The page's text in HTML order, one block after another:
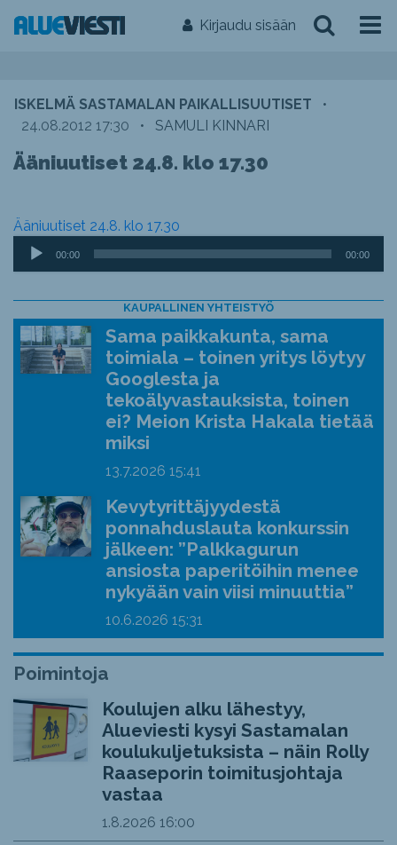
Kirjaudu sisään
ISKELMÄ SASTAMALAN PAIKALLISUUTISET
•
24.08.2012 17:30
• SAMULI KINNARI
Ääniuutiset 24.8. klo 17.30
Ääniuutiset 24.8. klo 17.30
Äänitoistin
00:00 00:00
KAUPALLINEN YHTEISTYÖ
Sama paikkakunta, sama
toimiala – toinen yritys löytyy
Googlesta ja
tekoälyvastauksista, toinen
ei? Meion Krista Hakala tietää
miksi
13.7.2026 15:41
Kevytyrittäjyydestä
ponnahduslauta konkurssin
jälkeen: ”Palkkagurun
ansiosta paperitöihin menee
nykyään vain viisi minuuttia”
10.6.2026 15:31
Poimintoja
Koulujen alku lähestyy,
Alueviesti kysyi Sastamalan
koulukuljetuksista – näin Rolly
Raaseporin toimitusjohtaja
vastaa
1.8.2026 16:00